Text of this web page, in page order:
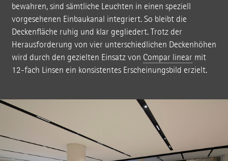
bewahren, sind sämtliche Leuchten in einen speziell
vorgesehenen Einbaukanal integriert. So bleibt die
Deckenfläche ruhig und klar gegliedert. Trotz der
Herausforderung von vier unterschiedlichen Deckenhöhen
wird durch den gezielten Einsatz von Compar linearmit
12-fach Linsen ein konsistentes Erscheinungsbild erzielt.